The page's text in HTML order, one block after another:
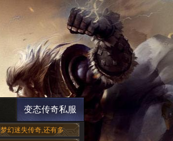
变态传奇私服
梦幻迷失传奇,还有多